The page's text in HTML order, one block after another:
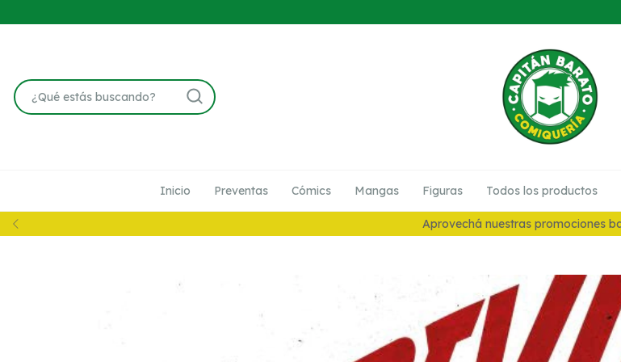
10% en Preventas
Inicio Preventas Cómics Mangas Figuras Todos los productos